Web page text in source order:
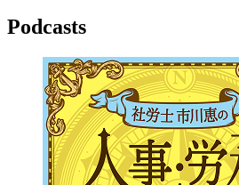
Podcasts